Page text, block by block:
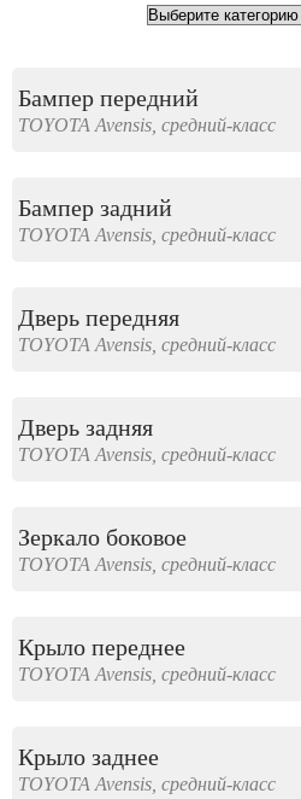
Бампер передний
TOYOTA Avensis, средний-класс
Бампер задний
TOYOTA Avensis, средний-класс
Дверь передняя
TOYOTA Avensis, средний-класс
Дверь задняя
TOYOTA Avensis, средний-класс
Зеркало боковое
TOYOTA Avensis, средний-класс
Крыло переднее
TOYOTA Avensis, средний-класс
Крыло заднее
TOYOTA Avensis, средний-класс